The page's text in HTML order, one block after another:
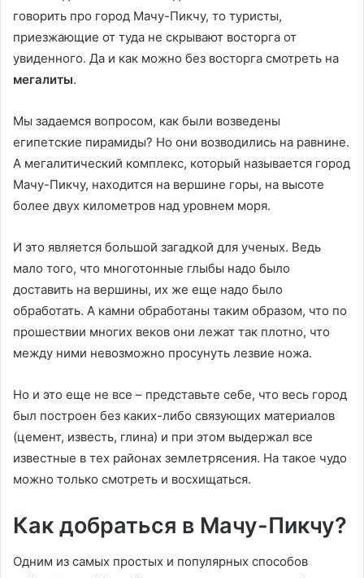
говорить про город Мачу-Пикчу, то туристы,
приезжающие от туда не скрывают восторга от
увиденного. Да и как можно без восторга смотреть на
мегалиты.
Мы задаемся вопросом, как были возведены
египетские пирамиды? Но они возводились на равнине.
А мегалитический комплекс, который называется город
Мачу-Пикчу, находится на вершине горы, на высоте
более двух километров над уровнем моря.
И это является большой загадкой для ученых. Ведь
мало того, что многотонные глыбы надо было
доставить на вершины, их же еще надо было
обработать. А камни обработаны таким образом, что по
прошествии многих веков они лежат так плотно, что
между ними невозможно просунуть лезвие ножа.
Но и это еще не все – представьте себе, что весь город
был построен без каких-либо связующих материалов
(цемент, известь, глина) и при этом выдержал все
известные в тех районах землетрясения. На такое чудо
можно только смотреть и восхищаться.
Как добраться в Мачу-Пикчу?
Одним из самых простых и популярных способов